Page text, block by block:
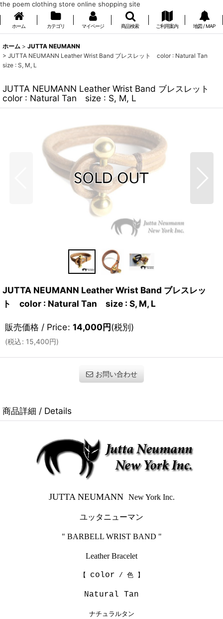
the poem clothing store online shopping site
ホーム カテゴリ マイページ 商品検索 ご利用案内 地図 / MAP
ホーム > JUTTA NEUMANN
> JUTTA NEUMANN Leather Wrist Band ブレスレット color : Natural Tan
size : S, M, L
JUTTA NEUMANN Leather Wrist Band ブレスレット
color : Natural Tan size : S, M, L
JUTTA NEUMANN Leather Wrist Band ブレスレッ
ト color : Natural Tan size : S, M, L
販売価格 / Price: 14,000円(税別)
(税込: 15,400円)
お問い合わせ
商品詳細 / Details
JUTTA NEUMANN New York Inc.
ユッタニューマン
" BARBELL WRIST BAND "
Leather Bracelet
【 color / 色 】
Natural Tan
ナチュラルタン